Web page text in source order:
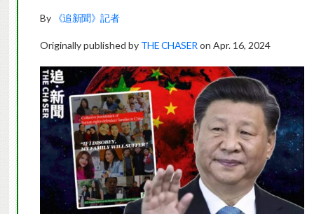
By 《追新聞》記者
Originally published by THE CHASER on Apr. 16, 2024